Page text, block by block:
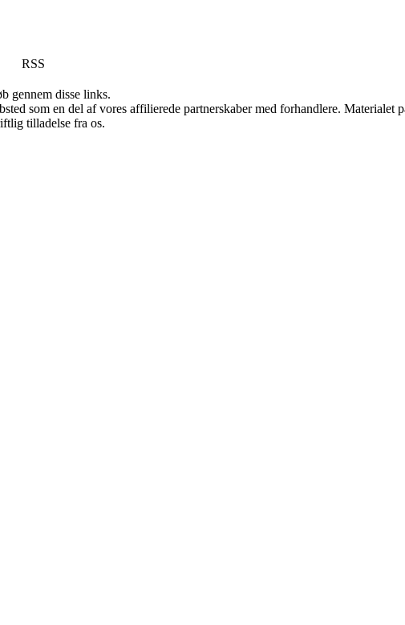
RSS
gennem disse links.
som en del af vores affilierede partnerskaber med forhandlere. Materialet
tilladelse fra os.